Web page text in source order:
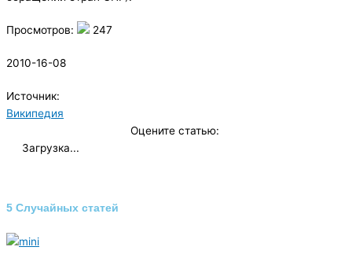
Просмотров: 247
2010-16-08
Источник:
Википедия
Оцените статью:
Загрузка...
5 Случайных статей